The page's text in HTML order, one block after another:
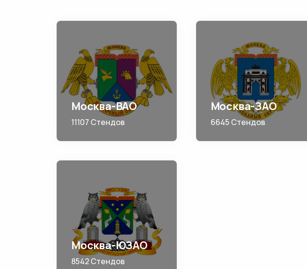
Москва-ВАО
11107 Стендов
Москва-ЗАО
6645 Стендов
Москва-ЮЗАО
8542 Стендов